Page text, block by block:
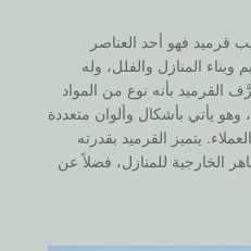
قرميد فهو أحد العناصر
المنازل والفلل، وله
القرميد بأنه نوع من المواد
يأتي بأشكال وألوان متعددة
يتميز القرميد بقدرته
الخارجية للمنازل، فضلاً عن